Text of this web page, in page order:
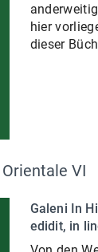
hier
dieser
VI
Galeni In
edidit, in